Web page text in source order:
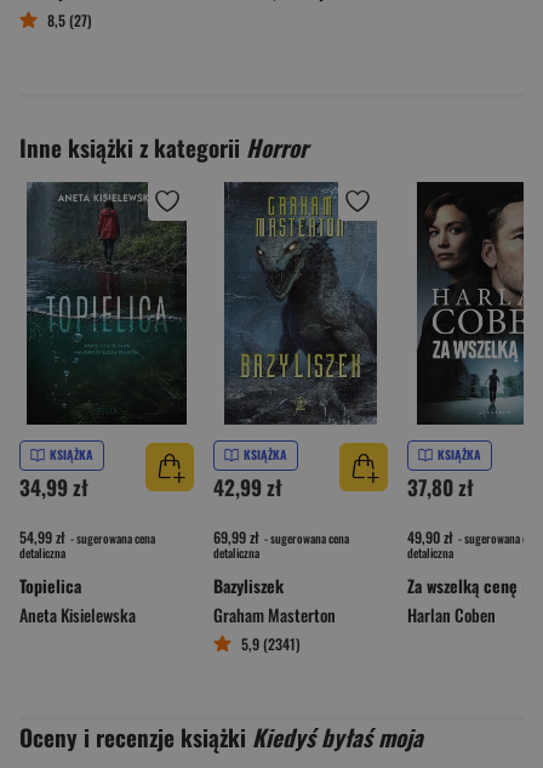
8,5 (27)
Inne książki z kategorii Horror
KSIĄŻKA
34,99 zł
54,99 zł - sugerowana cena
detaliczna
Topielica
Aneta Kisielewska
KSIĄŻKA
42,99 zł
69,99 zł - sugerowana cena
detaliczna
Bazyliszek
Graham Masterton
5,9 (2341)
KSIĄŻKA
37,80 zł
49,90 zł - sugerowana cena
detaliczna
Harlan Coben
Oceny i recenzje książki Kiedyś byłaś moja